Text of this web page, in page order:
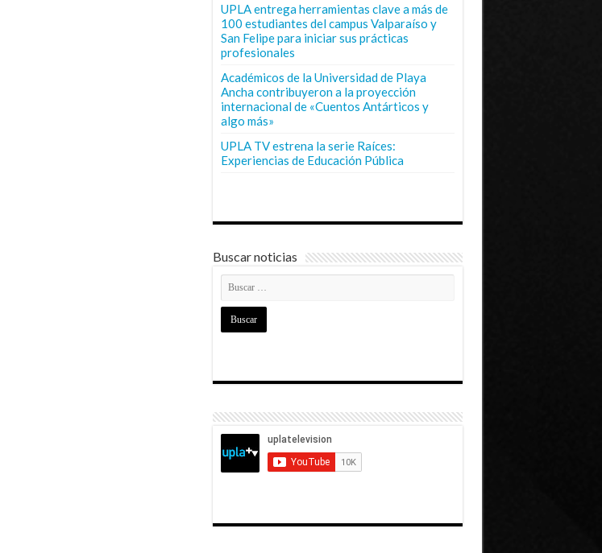
UPLA entrega herramientas clave a más de
100 estudiantes del campus Valparaíso y
San Felipe para iniciar sus prácticas
profesionales
Académicos de la Universidad de Playa
Ancha contribuyeron a la proyección
internacional de «Cuentos Antárticos y
algo más»
UPLA TV estrena la serie Raíces:
Experiencias de Educación Pública
Buscar noticias